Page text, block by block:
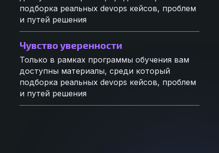
подборка реальных devops кейсов, проблем
и путей решения
Чувство уверенности
Только в рамках программы обучения вам
доступны материалы, среди который
подборка реальных devops кейсов, проблем
и путей решения